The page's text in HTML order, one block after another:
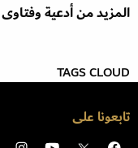
المزيد من أدعية
TAGS CLOUD
تابعونا على